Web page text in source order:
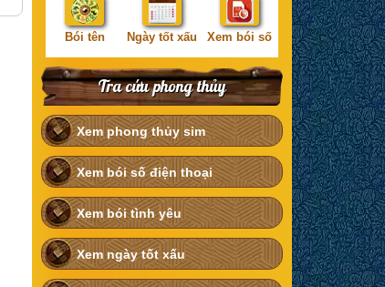
Bói tên Ngày tốt xấu Xem bói số
Tra cứu phong thủy
Xem phong thủy sim
Xem bói số điện thoại
Xem bói tình yêu
Xem ngày tốt xấu